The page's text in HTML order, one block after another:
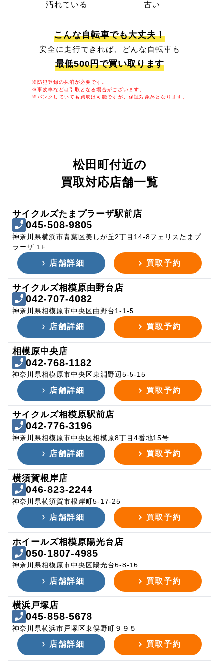
汚れている 古い
こんな自転車でも大丈夫！
安全に走行できれば、どんな自転車も
最低500円で買い取ります
※防犯登録の抹消が必要です。
※事故車などは引取となる場合がございます。
※パンクしていても買取は可能ですが、保証対象外となります。
松田町付近の
買取対応店舗一覧
サイクルズたまプラーザ駅前店
045-508-9805
神奈川県横浜市青葉区美しが丘2丁目14-8フェリスたまプ
ラーザ 1F
店舗詳細 買取予約
サイクルズ相模原由野台店
042-707-4082
神奈川県相模原市中央区由野台1-1-5
店舗詳細 買取予約
相模原中央店
042-768-1182
神奈川県相模原市中央区東淵野辺5-5-15
店舗詳細 買取予約
サイクルズ相模原駅前店
042-776-3196
神奈川県相模原市中央区相模原8丁目4番地15号
店舗詳細 買取予約
横須賀根岸店
046-823-2244
神奈川県横須賀市根岸町5-17-25
店舗詳細 買取予約
ホイールズ相模原陽光台店
050-1807-4985
神奈川県相模原市中央区陽光台6-8-16
店舗詳細 買取予約
横浜戸塚店
045-858-5678
神奈川県横浜市戸塚区東俣野町９９５
店舗詳細 買取予約